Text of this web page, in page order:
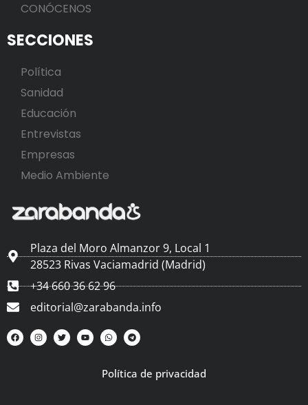
CONÓCENOS
SECCIONES
Política
Sanidad
Educación
Entrevistas
Empresas
Medio Ambiente
Plaza del Moro Almanzor 9, Local 1
28523 Rivas Vaciamadrid (Madrid)
+34 660 36 62 96
editorial@zarabanda.info
Política de privacidad